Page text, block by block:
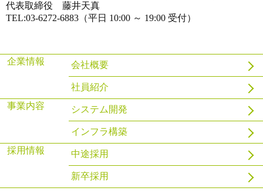
代表取締役 藤井天真
TEL:03-6272-6883（平日 10:00 ～ 19:00 受付）
企業情報 会社概要
社員紹介
事業内容
システム開発
インフラ構築
採用情報
中途採用
新卒採用